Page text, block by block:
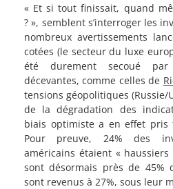
« Et si tout finissait, quand
? », semblent s’interroger les
nombreux avertissements
cotées (le secteur du luxe
été durement secoué par
décevantes, comme celles de
tensions géopolitiques (Russie/
de la dégradation des
biais optimiste a en effet pris
Pour preuve, 24% des
américains étaient «
sont désormais près de 45%
sont revenus à 27%, sous leur